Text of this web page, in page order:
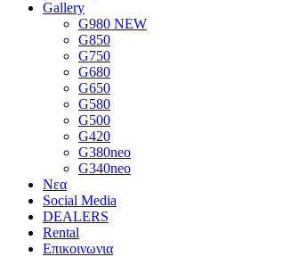
Gallery
G980 NEW
G850
G750
G680
G650
G580
G500
G420
G380neo
G340neo
Νεα
Social Media
DEALERS
Rental
Επικοινωνια